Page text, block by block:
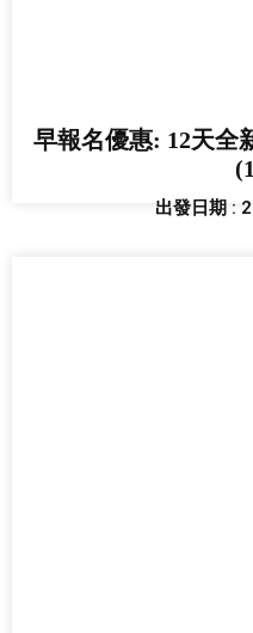
早報名優惠: 12天全
出發日期 :